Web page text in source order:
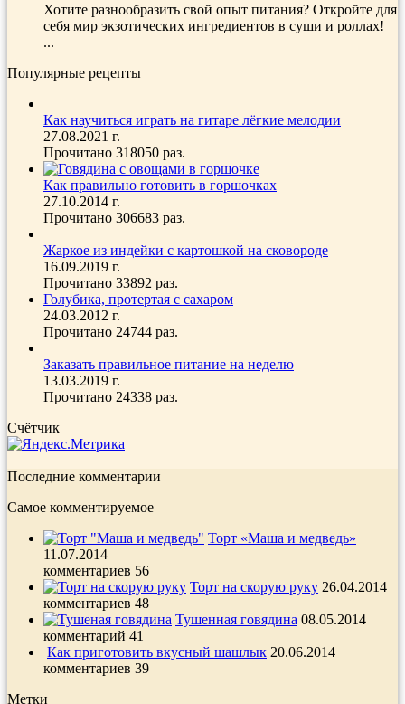
Хотите разнообразить свой опыт питания? Откройте для
себя мир экзотических ингредиентов в суши и роллах!
...
Популярные рецепты
Как научиться играть на гитаре лёгкие мелодии
27.08.2021 г.
Прочитано 318050 раз.
Как правильно готовить в горшочках
27.10.2014 г.
Прочитано 306683 раз.
Жаркое из индейки с картошкой на сковороде
16.09.2019 г.
Прочитано 33892 раз.
Голубика, протертая с сахаром
24.03.2012 г.
Прочитано 24744 раз.
Заказать правильное питание на неделю
13.03.2019 г.
Прочитано 24338 раз.
Счётчик
Последние комментарии
Самое комментируемое
Торт «Маша и медведь»
11.07.2014
комментариев 56
Торт на скорую руку 26.04.2014
комментариев 48
Тушенная говядина 08.05.2014
комментарий 41
Как приготовить вкусный шашлык 20.06.2014
комментариев 39
Метки